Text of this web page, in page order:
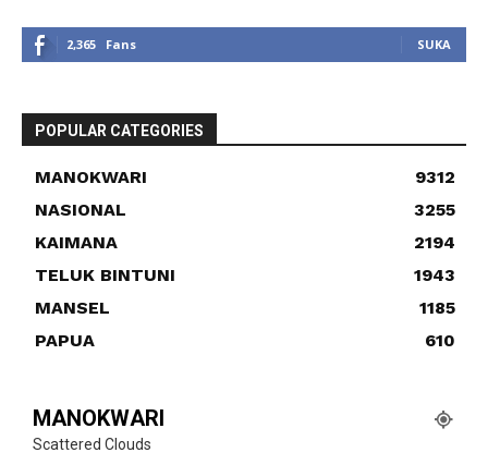
2,365 Fans SUKA
POPULAR CATEGORIES
MANOKWARI
9312
NASIONAL
3255
KAIMANA
2194
TELUK BINTUNI
1943
MANSEL
1185
PAPUA
610
MANOKWARI
Scattered Clouds